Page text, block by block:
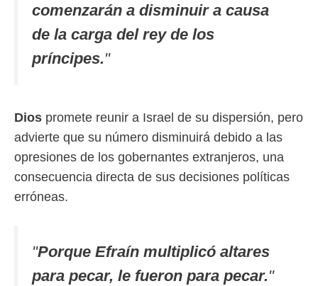
comenzarán a disminuir a causa
de la carga del rey de los
príncipes."
Dios promete reunir a Israel de su dispersión, pero
advierte que su número disminuirá debido a las
opresiones de los gobernantes extranjeros, una
consecuencia directa de sus decisiones políticas
erróneas.
"Porque Efraín multiplicó altares
para pecar, le fueron para pecar."